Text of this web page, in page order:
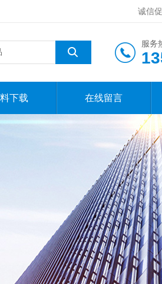
诚信
服务
下载 在线留言